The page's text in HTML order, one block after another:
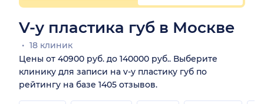
V-y пластика губ в Москве
18 клиник
Цены от 40900 руб. до 140000 руб.. Выберите
клинику для записи на v-у пластику губ по
рейтингу на базе 1405 отзывов.